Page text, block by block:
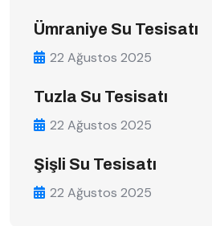
Ümraniye Su Tesisatı
22 Ağustos 2025
Tuzla Su Tesisatı
22 Ağustos 2025
Şişli Su Tesisatı
22 Ağustos 2025